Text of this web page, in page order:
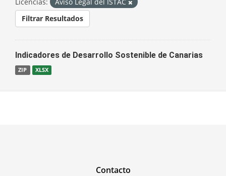
Filtrar Resultados
Indicadores de Desarrollo Sostenible de Canarias
ZIP XLSX
Contacto